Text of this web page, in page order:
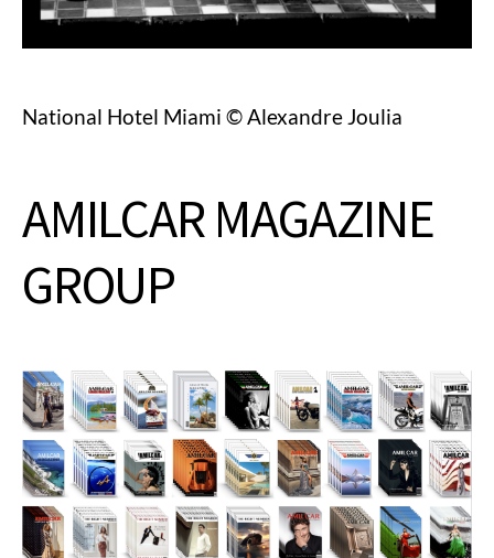
National Hotel Miami © Alexandre Joulia
AMILCAR MAGAZINE
GROUP